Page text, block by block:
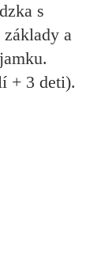
s
a
+ 3 deti).